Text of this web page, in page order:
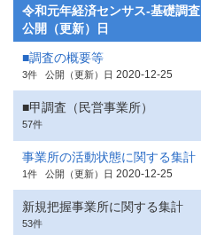
令和元年経済センサス‐基礎調査
公開（更新）日
■調査の概要等
3件 公開（更新）日 2020-12-25
■甲調査（民営事業所）
57件
事業所の活動状態に関する集計
1件 公開（更新）日 2020-12-25
新規把握事業所に関する集計
53件